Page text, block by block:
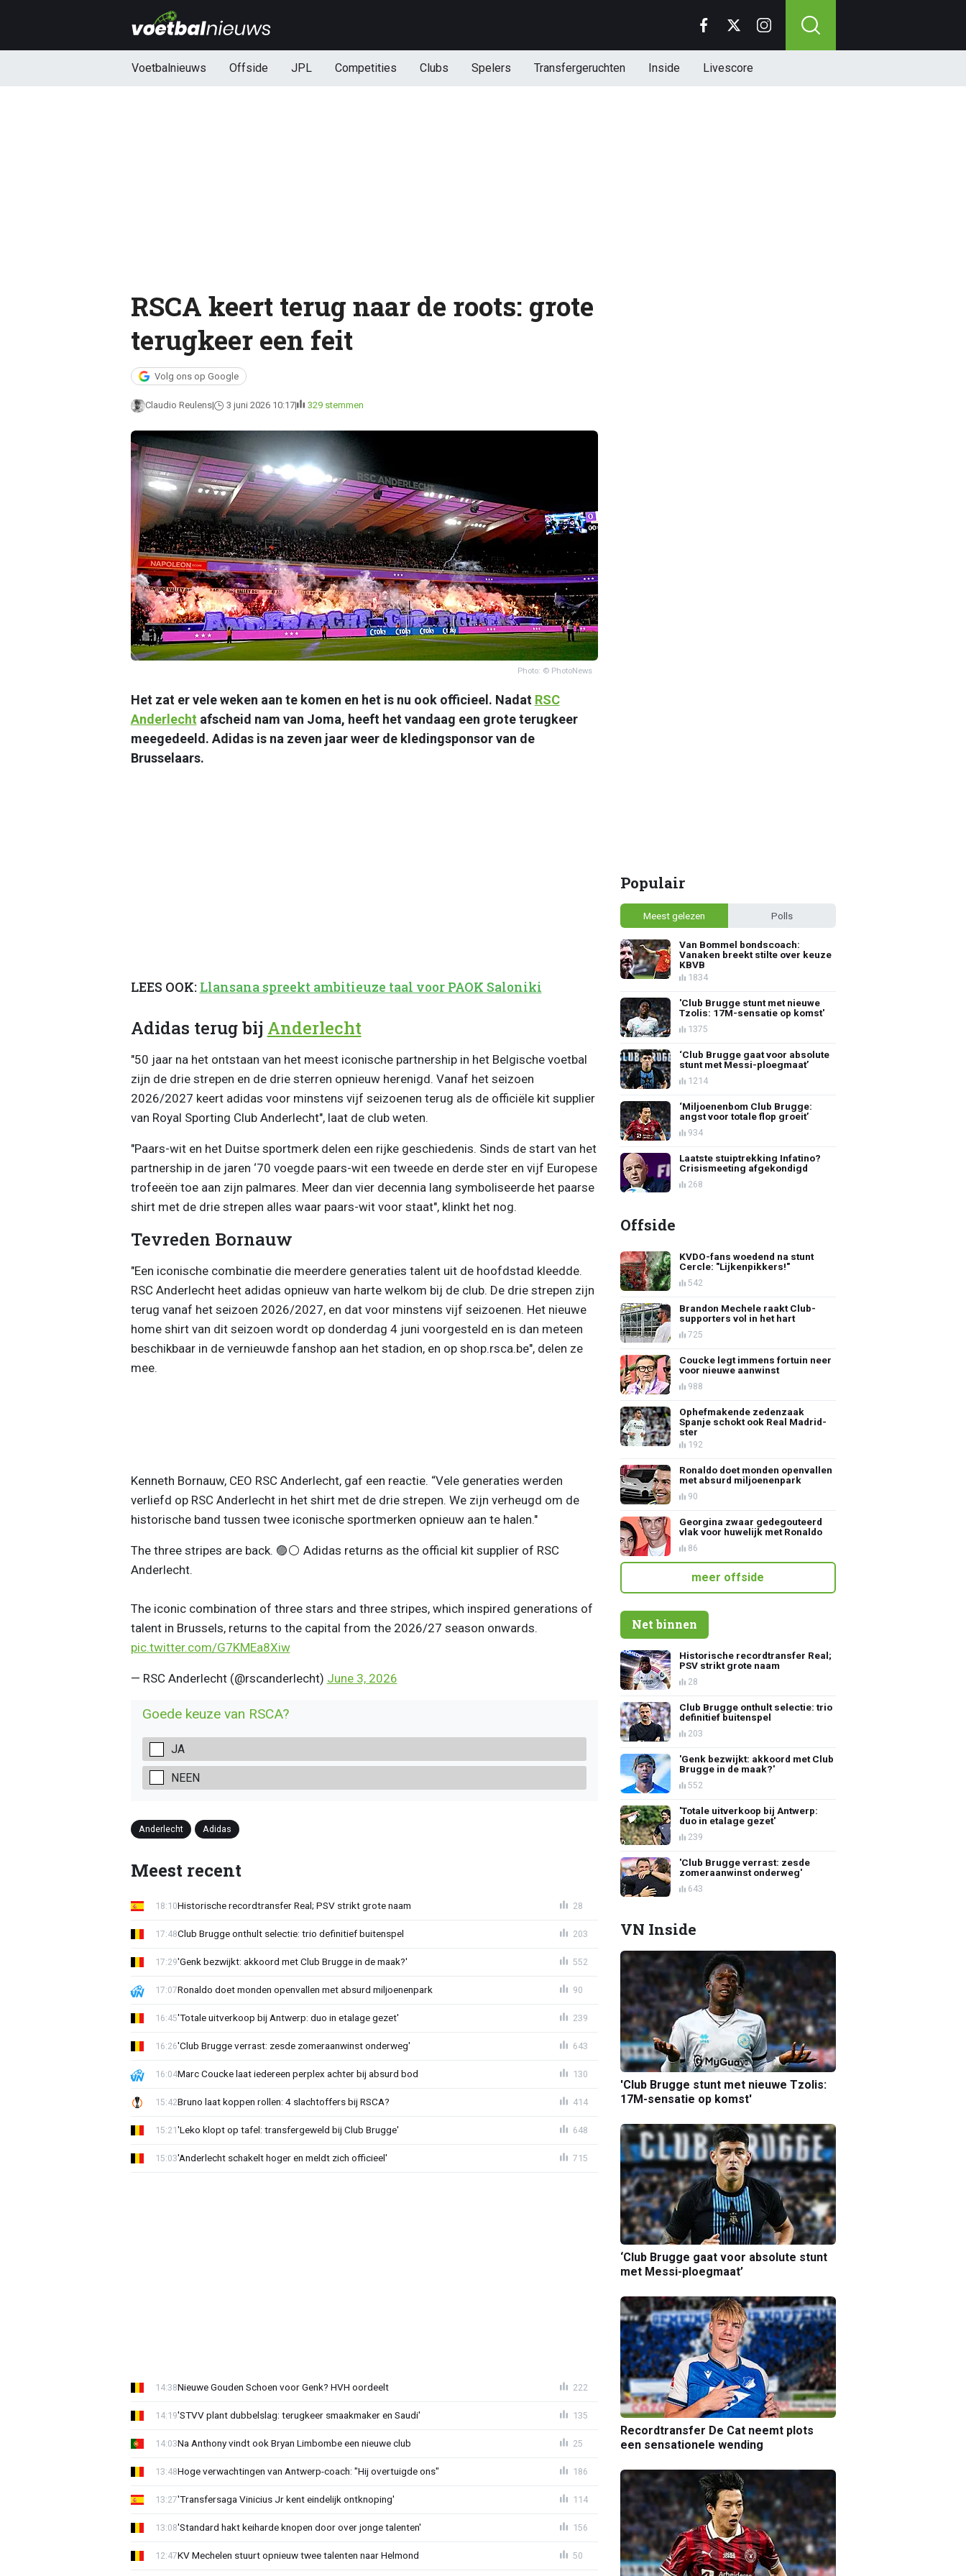
Voetbalnieuws Offside JPL Competities Clubs Spelers Transfergeruchten Inside Livescore
RSCA keert terug naar de roots: grote
terugkeer een feit
Volg ons op Google
Claudio Reulens 3 juni 2026 10:17 329 stemmen
Photo: © PhotoNews
Het zat er vele weken aan te komen en het is nu ook officieel. Nadat RSC
Anderlecht afscheid nam van Joma, heeft het vandaag een grote terugkeer
meegedeeld. Adidas is na zeven jaar weer de kledingsponsor van de
Brusselaars.
LEES OOK: Llansana spreekt ambitieuze taal voor PAOK Saloniki
Adidas terug bij Anderlecht
"50 jaar na het ontstaan van het meest iconische partnership in het Belgische voetbal
zijn de drie strepen en de drie sterren opnieuw herenigd. Vanaf het seizoen
2026/2027 keert adidas voor minstens vijf seizoenen terug als de officiële kit supplier
van Royal Sporting Club Anderlecht", laat de club weten.
"Paars-wit en het Duitse sportmerk delen een rijke geschiedenis. Sinds de start van het
partnership in de jaren ‘70 voegde paars-wit een tweede en derde ster en vijf Europese
trofeeën toe aan zijn palmares. Meer dan vier decennia lang symboliseerde het paarse
shirt met de drie strepen alles waar paars-wit voor staat", klinkt het nog.
Tevreden Bornauw
"Een iconische combinatie die meerdere generaties talent uit de hoofdstad kleedde.
RSC Anderlecht heet adidas opnieuw van harte welkom bij de club. De drie strepen zijn
terug vanaf het seizoen 2026/2027, en dat voor minstens vijf seizoenen. Het nieuwe
home shirt van dit seizoen wordt op donderdag 4 juni voorgesteld en is dan meteen
beschikbaar in de vernieuwde fanshop aan het stadion, en op shop.rsca.be", delen ze
mee.
Kenneth Bornauw, CEO RSC Anderlecht, gaf een reactie. “Vele generaties werden
verliefd op RSC Anderlecht in het shirt met de drie strepen. We zijn verheugd om de
historische band tussen twee iconische sportmerken opnieuw aan te halen."
The three stripes are back. 🟣⚪ Adidas returns as the official kit supplier of RSC
Anderlecht.
The iconic combination of three stars and three stripes, which inspired generations of
talent in Brussels, returns to the capital from the 2026/27 season onwards.
pic.twitter.com/G7KMEa8Xiw
— RSC Anderlecht (@rscanderlecht) June 3, 2026
Goede keuze van RSCA?
JA
NEEN
Anderlecht Adidas
Meest recent
Historische recordtransfer Real; PSV strikt grote naam
18:10 28
Club Brugge onthult selectie: trio definitief buitenspel
17:48 203
'Genk bezwijkt: akkoord met Club Brugge in de maak?'
17:29 552
Ronaldo doet monden openvallen met absurd miljoenenpark
17:07 90
'Totale uitverkoop bij Antwerp: duo in etalage gezet'
16:45 239
'Club Brugge verrast: zesde zomeraanwinst onderweg'
16:26 643
Marc Coucke laat iedereen perplex achter bij absurd bod
16:04 130
Bruno laat koppen rollen: 4 slachtoffers bij RSCA?
15:42 414
'Leko klopt op tafel: transfergeweld bij Club Brugge'
15:21 648
'Anderlecht schakelt hoger en meldt zich officieel'
15:03 715
Nieuwe Gouden Schoen voor Genk? HVH oordeelt
14:38 222
'STVV plant dubbelslag: terugkeer smaakmaker en Saudi'
14:19 135
Na Anthony vindt ook Bryan Limbombe een nieuwe club
14:03 25
Hoge verwachtingen van Antwerp-coach: "Hij overtuigde ons"
13:48 186
'Transfersaga Vinicius Jr kent eindelijk ontknoping'
13:27 114
'Standard hakt keiharde knopen door over jonge talenten'
13:08 156
KV Mechelen stuurt opnieuw twee talenten naar Helmond
12:47 50
Populair
Meest gelezen Polls
Van Bommel bondscoach:
Vanaken breekt stilte over keuze
KBVB
1834
'Club Brugge stunt met nieuwe
Tzolis: 17M-sensatie op komst'
1375
‘Club Brugge gaat voor absolute
stunt met Messi-ploegmaat’
1214
‘Miljoenenbom Club Brugge:
angst voor totale flop groeit’
934
Laatste stuiptrekking Infatino?
Crisismeeting afgekondigd
268
Offside
KVDO-fans woedend na stunt
Cercle: "Lijkenpikkers!"
542
Brandon Mechele raakt Club-
supporters vol in het hart
725
Coucke legt immens fortuin neer
voor nieuwe aanwinst
988
Ophefmakende zedenzaak
Spanje schokt ook Real Madrid-
ster
192
Ronaldo doet monden openvallen
met absurd miljoenenpark
90
Georgina zwaar gedegouteerd
vlak voor huwelijk met Ronaldo
86
meer offside
Net binnen
Historische recordtransfer Real;
PSV strikt grote naam
28
Club Brugge onthult selectie: trio
definitief buitenspel
203
'Genk bezwijkt: akkoord met Club
Brugge in de maak?'
552
'Totale uitverkoop bij Antwerp:
duo in etalage gezet'
239
'Club Brugge verrast: zesde
zomeraanwinst onderweg'
643
VN Inside
'Club Brugge stunt met nieuwe Tzolis:
17M-sensatie op komst'
‘Club Brugge gaat voor absolute stunt
met Messi-ploegmaat’
Recordtransfer De Cat neemt plots
een sensationele wending